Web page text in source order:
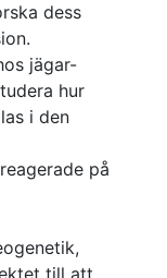
dess
jägar-
hur
i den
på
till att